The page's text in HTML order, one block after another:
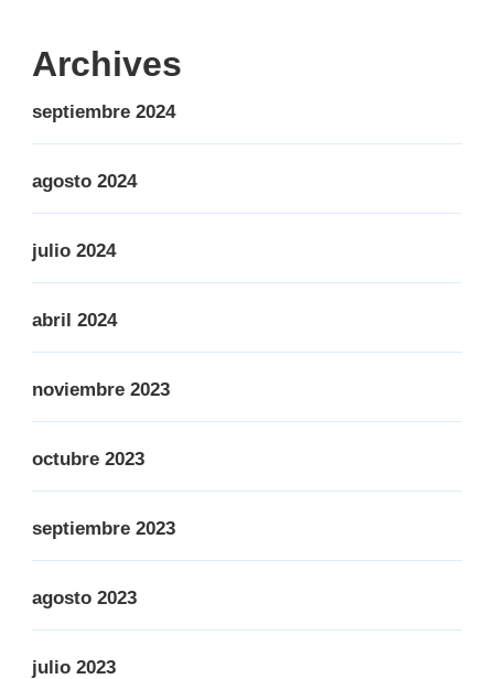
Archives
septiembre 2024
agosto 2024
julio 2024
abril 2024
noviembre 2023
octubre 2023
septiembre 2023
agosto 2023
julio 2023